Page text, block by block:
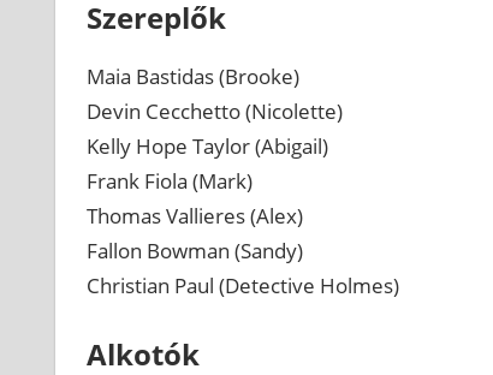
Szereplők
Maia Bastidas (Brooke)
Devin Cecchetto (Nicolette)
Kelly Hope Taylor (Abigail)
Frank Fiola (Mark)
Thomas Vallieres (Alex)
Fallon Bowman (Sandy)
Christian Paul (Detective Holmes)
Alkotók